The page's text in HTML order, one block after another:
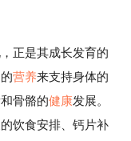
正是其成长发育的
营养来支持身体的
骨骼的健康发展。
饮食安排、钙片补